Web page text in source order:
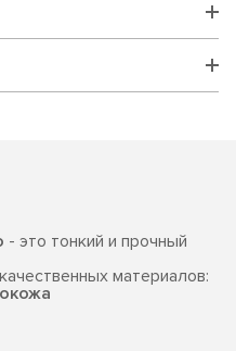
- это тонкий и прочный
материалов: